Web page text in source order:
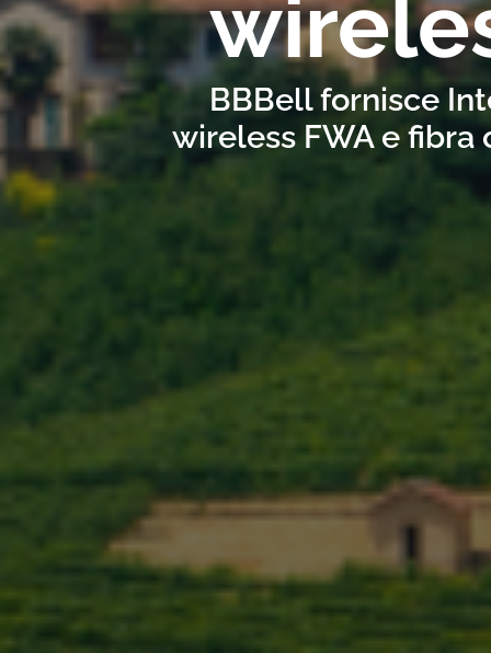
BBBell fornisce
wireless FWA e fibra